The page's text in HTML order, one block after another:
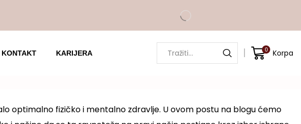
KONTAKT KARIJERA 0 Korpa
optimalno fizičko i mentalno zdravlje. U ovom postu na blogu ćemo